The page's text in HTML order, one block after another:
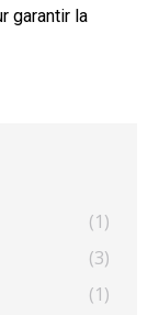
garantir la
(1)
(3)
(1)